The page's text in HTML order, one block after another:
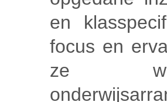
en
focus en
ze